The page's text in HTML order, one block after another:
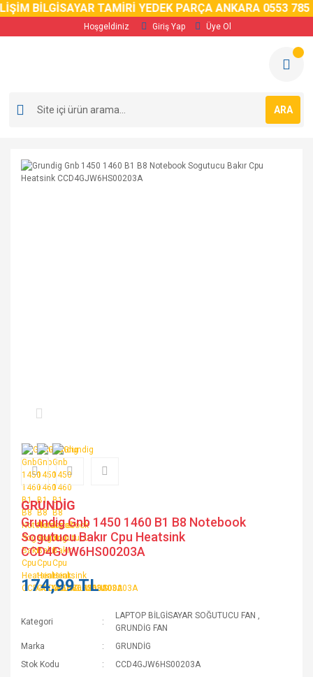
BİLGİSAYAR TAMİRİ YEDEK PARÇA ANKARA 0553 785
Hoşgeldiniz Giriş Yap Üye Ol
ARA
GRUNDİG
Grundig Gnb 1450 1460 B1 B8 Notebook
Sogutucu Bakır Cpu Heatsink
CCD4GJW6HS00203A
174,99 TL
Kategori
LAPTOP BİLGİSAYAR SOĞUTUCU FAN ,
GRUNDİG FAN
Marka
GRUNDİG
Stok Kodu
CCD4GJW6HS00203A